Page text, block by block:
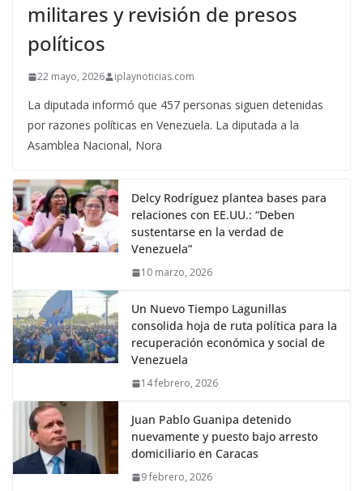
militares y revisión de presos
políticos
22 mayo, 2026 iplaynoticias.com
La diputada informó que 457 personas siguen detenidas
por razones políticas en Venezuela. La diputada a la
Asamblea Nacional, Nora
Delcy Rodríguez plantea bases para
relaciones con EE.UU.: “Deben
sustentarse en la verdad de
Venezuela”
10 marzo, 2026
Un Nuevo Tiempo Lagunillas
consolida hoja de ruta política para la
recuperación económica y social de
Venezuela
14 febrero, 2026
Juan Pablo Guanipa detenido
nuevamente y puesto bajo arresto
domiciliario en Caracas
9 febrero, 2026